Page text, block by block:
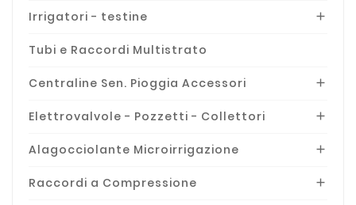
Irrigatori - testine 
Tubi e Raccordi Multistrato
Centraline Sen. Pioggia Accessori 
Elettrovalvole - Pozzetti - Collettori 
Alagocciolante Microirrigazione 
Raccordi a Compressione 